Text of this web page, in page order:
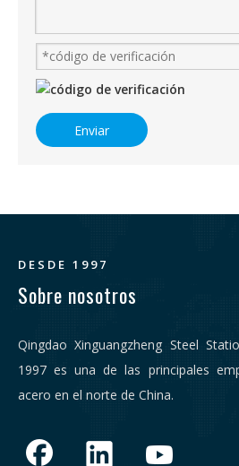
Enviar
DESDE 1997
Sobre nosotros
Qingdao Xinguangzheng Steel
1997 es una de las principales
acero en el norte de China.